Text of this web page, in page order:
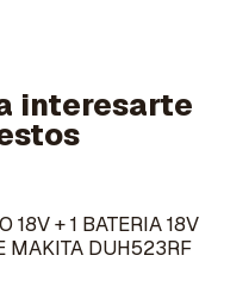
interesarte
18V + 1 BATERIA 18V
MAKITA DUH523RF